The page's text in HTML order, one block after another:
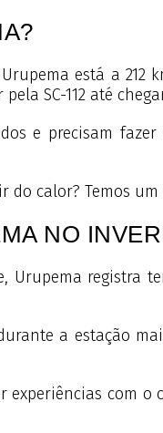
está a 212
SC-112 até
e precisam
do calor? Temos
NO
Urupema
a estação
experiências com